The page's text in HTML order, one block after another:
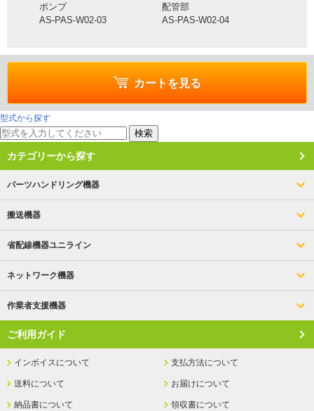
ポンプ
AS-PAS-W02-03
配管部
AS-PAS-W02-04
カートを見る
型式から探す
検索
カテゴリーから探す
パーツハンドリング機器
搬送機器
省配線機器ユニライン
ネットワーク機器
作業者支援機器
ご利用ガイド
インボイスについて 支払方法について
送料について お届けについて
納品書について 領収書について